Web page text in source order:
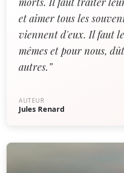
et aimer tous les
viennent d'eux. Il faut
mêmes et pour nous,
autres.”
AUTEUR
Jules Renard